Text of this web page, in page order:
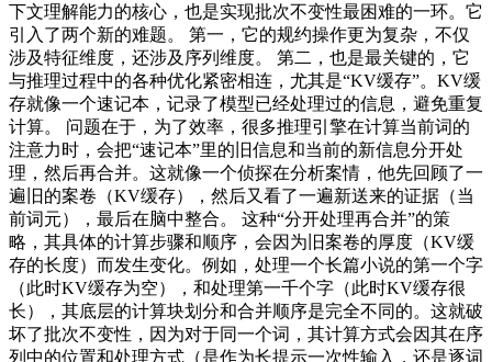
下文理解能力的核心，也是实现批次不变性最困难的一环。它
引入了两个新的难题。 第一，它的规约操作更为复杂，不仅
涉及特征维度，还涉及序列维度。 第二，也是最关键的，它
与推理过程中的各种优化紧密相连，尤其是“KV缓存”。KV缓
存就像一个速记本，记录了模型已经处理过的信息，避免重复
计算。 问题在于，为了效率，很多推理引擎在计算当前词的
注意力时，会把“速记本”里的旧信息和当前的新信息分开处
理，然后再合并。这就像一个侦探在分析案情，他先回顾了一
遍旧的案卷（KV缓存），然后又看了一遍新送来的证据（当
前词元），最后在脑中整合。 这种“分开处理再合并”的策
略，其具体的计算步骤和顺序，会因为旧案卷的厚度（KV缓
存的长度）而发生变化。例如，处理一个长篇小说的第一个字
（此时KV缓存为空），和处理第一千个字（此时KV缓存很
长），其底层的计算块划分和合并顺序是完全不同的。这就破
坏了批次不变性，因为对于同一个词，其计算方式会因其在序
列中的位置和处理方式（是作为长提示一次性输入，还是逐词